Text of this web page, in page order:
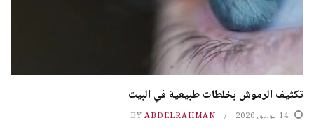
تكثیف الرموش بخلطات طبیعیة في البیت
14 يوليو، 2020 BY ABDELRAHMAN